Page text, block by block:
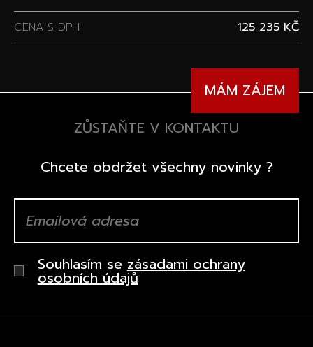
CENA S DPH
125 235 KČ
MÁM ZÁJEM
ZŮSTAŇTE V KONTAKTU
Chcete obdržet všechny novinky ?
Souhlasím sezásadami ochrany
osobních údajů